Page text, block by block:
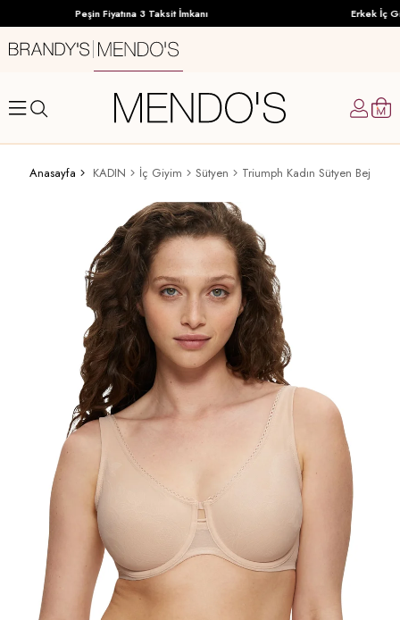
Peşin Fiyatına 3 Taksit İmkanı Erkek İç
Anasayfa KADIN İç Giyim Sütyen Triumph Kadın Sütyen Bej